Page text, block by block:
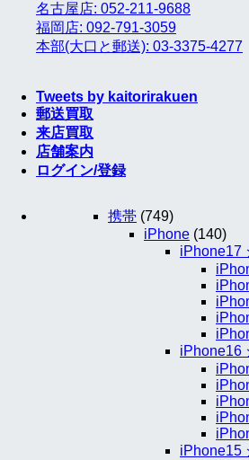
名古屋店: 052-211-9688
福岡店: 092-791-3059
本部(大口と郵送): 03-3375-4277
Tweets by kaitorirakuen
郵送買取
来店買取
店舗案内
ログイン/登録
携帯 (749)
iPhone (140)
iPhone17
iPhone16
iPhone15